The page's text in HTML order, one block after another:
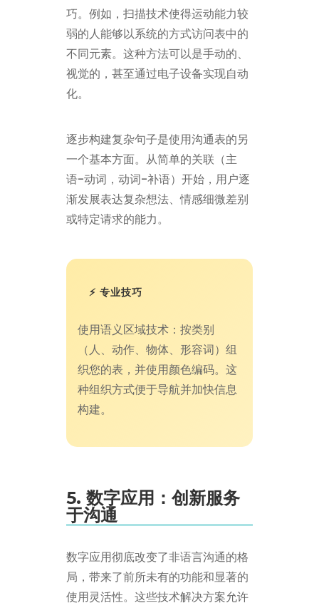
巧。例如，扫描技术使得运动能力较
弱的人能够以系统的方式访问表中的
不同元素。这种方法可以是手动的、
视觉的，甚至通过电子设备实现自动
化。
逐步构建复杂句子是使用沟通表的另
一个基本方面。从简单的关联（主
语-动词，动词-补语）开始，用户逐
渐发展表达复杂想法、情感细微差别
或特定请求的能力。
⚡ 专业技巧
使用语义区域技术：按类别
（人、动作、物体、形容词）组
织您的表，并使用颜色编码。这
种组织方式便于导航并加快信息
构建。
5. 数字应用：创新服务
于沟通
数字应用彻底改变了非语言沟通的格
局，带来了前所未有的功能和显著的
使用灵活性。这些技术解决方案允许